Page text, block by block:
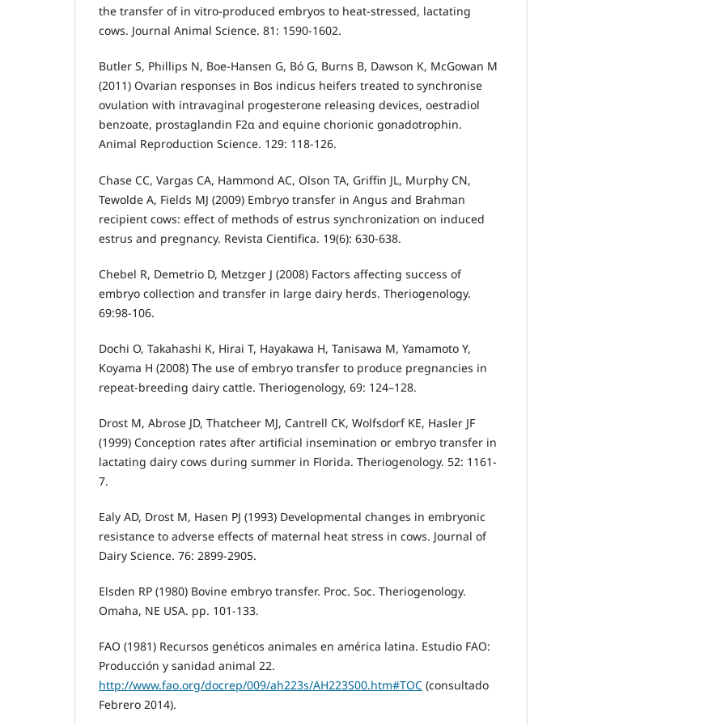
the transfer of in vitro-produced embryos to heat-stressed, lactating
cows. Journal Animal Science. 81: 1590-1602.
Butler S, Phillips N, Boe-Hansen G, Bó G, Burns B, Dawson K, McGowan M
(2011) Ovarian responses in Bos indicus heifers treated to synchronise
ovulation with intravaginal progesterone releasing devices, oestradiol
benzoate, prostaglandin F2α and equine chorionic gonadotrophin.
Animal Reproduction Science. 129: 118-126.
Chase CC, Vargas CA, Hammond AC, Olson TA, Griffin JL, Murphy CN,
Tewolde A, Fields MJ (2009) Embryo transfer in Angus and Brahman
recipient cows: effect of methods of estrus synchronization on induced
estrus and pregnancy. Revista Cientifica. 19(6): 630-638.
Chebel R, Demetrio D, Metzger J (2008) Factors affecting success of
embryo collection and transfer in large dairy herds. Theriogenology.
69:98-106.
Dochi O, Takahashi K, Hirai T, Hayakawa H, Tanisawa M, Yamamoto Y,
Koyama H (2008) The use of embryo transfer to produce pregnancies in
repeat-breeding dairy cattle. Theriogenology, 69: 124–128.
Drost M, Abrose JD, Thatcheer MJ, Cantrell CK, Wolfsdorf KE, Hasler JF
(1999) Conception rates after artificial insemination or embryo transfer in
lactating dairy cows during summer in Florida. Theriogenology. 52: 1161-
7.
Ealy AD, Drost M, Hasen PJ (1993) Developmental changes in embryonic
resistance to adverse effects of maternal heat stress in cows. Journal of
Dairy Science. 76: 2899-2905.
Elsden RP (1980) Bovine embryo transfer. Proc. Soc. Theriogenology.
Omaha, NE USA. pp. 101-133.
FAO (1981) Recursos genéticos animales en américa latina. Estudio FAO:
Producción y sanidad animal 22.
http://www.fao.org/docrep/009/ah223s/AH223S00.htm#TOC (consultado
Febrero 2014).